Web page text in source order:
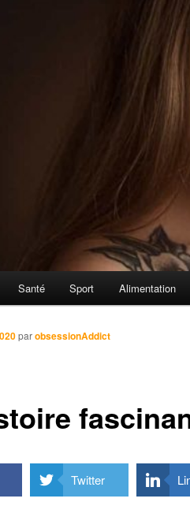
Santé Sport Alimentation
parobsessionAddict
Twitter